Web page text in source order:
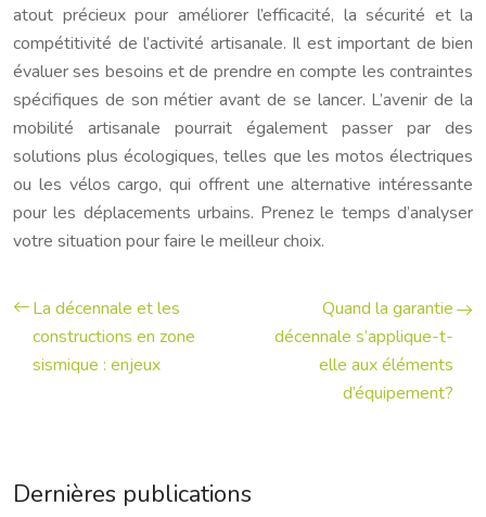
atout précieux pour améliorer l’efficacité, la sécurité et la
compétitivité de l’activité artisanale. Il est important de bien
évaluer ses besoins et de prendre en compte les contraintes
spécifiques de son métier avant de se lancer. L’avenir de la
mobilité artisanale pourrait également passer par des
solutions plus écologiques, telles que les motos électriques
ou les vélos cargo, qui offrent une alternative intéressante
pour les déplacements urbains. Prenez le temps d’analyser
votre situation pour faire le meilleur choix.
La décennale et les
constructions en zone
sismique : enjeux
Quand la garantie
décennale s’applique-t-
elle aux éléments
d’équipement?
Dernières publications